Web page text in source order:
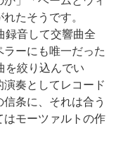
たそうです。
録音して交響曲全
ーにも唯一だった
を絞り込んでい
奏としてレコード
条に、それは合う
はモーツァルトの作